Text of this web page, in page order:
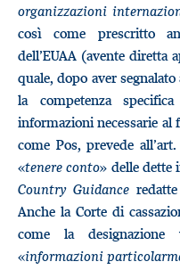
organizzazioni
così come prescritto
dell’EUAA (avente diretta
quale, dopo aver
la competenza
informazioni necessarie al
come Pos, prevede
«tenere conto» delle dette
Country Guidanceredatte
Anche la Corte di
come la
«informazioni